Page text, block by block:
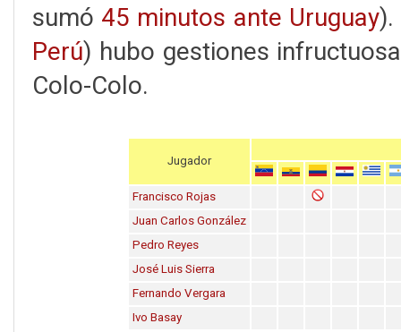
sumó 45 minutos ante Uruguay).
Perú) hubo gestiones
Colo-Colo.
Jugador
Francisco Rojas
Juan Carlos González
Pedro Reyes
José Luis Sierra
Fernando Vergara
Ivo Basay